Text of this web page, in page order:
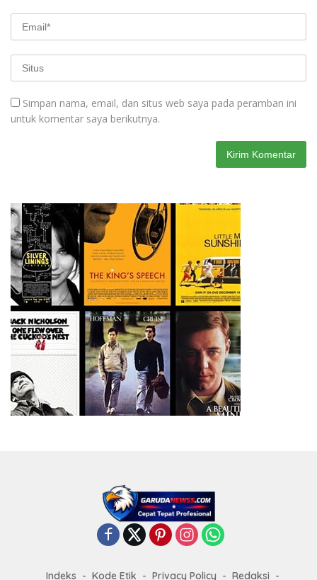
Simpan nama, email, dan situs web saya pada peramban ini
untuk komentar saya berikutnya.
Indeks Kode Etik Privacy Policy Redaksi